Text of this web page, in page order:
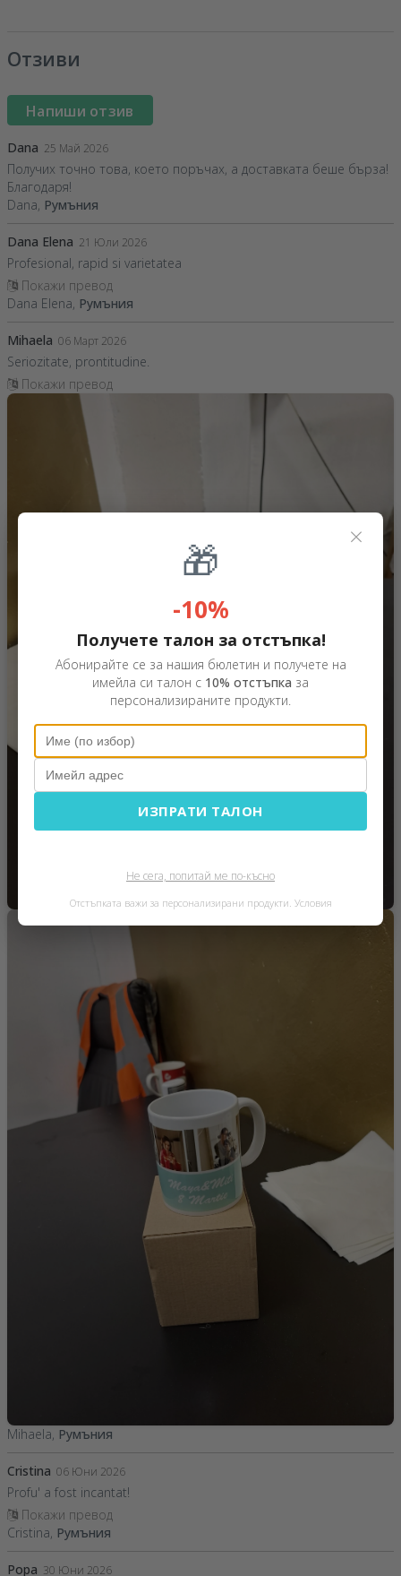
Отзиви
Напиши отзив
Dana 25 Май 2026
Получих точно това, което поръчах, а доставката беше бърза!
Благодаря!
Dana, Румъния
Dana Elena 21 Юли 2026
Profesional, rapid si varietatea
Покажи превод
Dana Elena, Румъния
Mihaela 06 Март 2026
Seriozitate, prontitudine.
Покажи превод
Mihaela, Румъния
Cristina 06 Юни 2026
Profu' a fost incantat!
Покажи превод
Cristina, Румъния
Popa 30 Юни 2026
×
🎁
-10%
Получете талон за отстъпка!
Абонирайте се за нашия бюлетин и получете на
имейла си талон с 10% отстъпка за
персонализираните продукти.
ИЗПРАТИ ТАЛОН
Не сега, попитай ме по-късно
Отстъпката важи за персонализирани продукти. Условия